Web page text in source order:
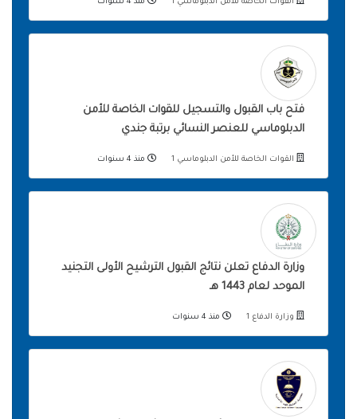
القوات الخاصة للأمن الدبلوماسي 1 منذ 4 سنوات
فتح باب القبول والتسجيل للقوات الخاصة للأمن
الدبلوماسي للعنصر النسائي برتبة جندي
القوات الخاصة للأمن الدبلوماسي 1 منذ 4 سنوات
وزارة الدفاع تعلن نتائج القبول الترشيح الأولى التجنيد
الموحد لعام 1443 هـ
وزارة الدفاع 1 منذ 4 سنوات